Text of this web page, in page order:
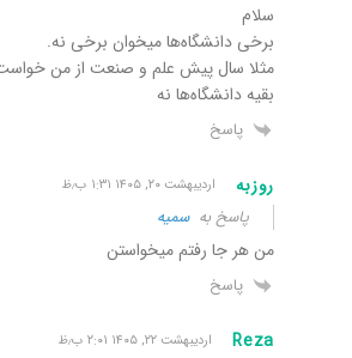
سلام
برخی دانشگاه‌ها میخوان برخی نه.
مثلا سال پیش علم و صنعت از من
بقیه دانشگاه‌ها نه
پاسخ
روزبه اردیبهشت ۲۰, ۱۴۰۵ ۱:۳۱ ب٫ظ
پاسخ بهسمیه
من هر جا رفتم میخواستن
پاسخ
Reza اردیبهشت ۲۲, ۱۴۰۵ ۲:۰۱ ب٫ظ